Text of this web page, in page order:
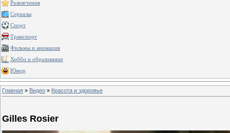
Развлечения
Сериалы
Спорт
Транспорт
Фильмы и анимация
Хобби и образование
Юмор
Главная » Видео » Красота и здоровье
Gilles Rosier